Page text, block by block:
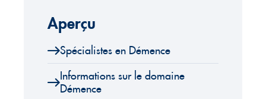
Aperçu
Spécialistes en Démence
Informations sur le domaine
Démence